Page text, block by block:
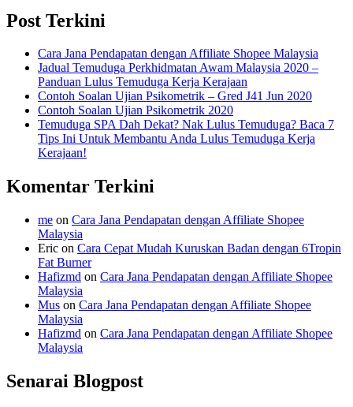
Post Terkini
Cara Jana Pendapatan dengan Affiliate Shopee Malaysia
Jadual Temuduga Perkhidmatan Awam Malaysia 2020 –
Panduan Lulus Temuduga Kerja Kerajaan
Contoh Soalan Ujian Psikometrik – Gred J41 Jun 2020
Contoh Soalan Ujian Psikometrik 2020
Temuduga SPA Dah Dekat? Nak Lulus Temuduga? Baca 7
Tips Ini Untuk Membantu Anda Lulus Temuduga Kerja
Kerajaan!
Komentar Terkini
me on Cara Jana Pendapatan dengan Affiliate Shopee
Malaysia
Eric on Cara Cepat Mudah Kuruskan Badan dengan 6Tropin
Fat Burner
Hafizmd on Cara Jana Pendapatan dengan Affiliate Shopee
Malaysia
Mus on Cara Jana Pendapatan dengan Affiliate Shopee
Malaysia
Hafizmd on Cara Jana Pendapatan dengan Affiliate Shopee
Malaysia
Senarai Blogpost